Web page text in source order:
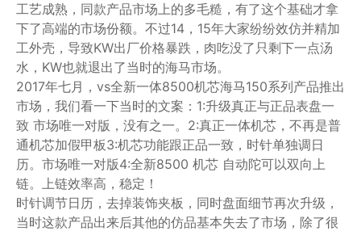
工艺成熟，同款产品市场上的多毛糙，有了这个基础才拿
下了高端的市场份额。不过14，15年大家纷纷效仿并精加
工外壳，导致KW出厂价格暴跌，肉吃没了只剩下一点汤
水，KW也就退出了当时的海马市场。
2017年七月，vs全新一体8500机芯海马150系列产品推出
市场，我们看一下当时的文案：1:升级真正与正品表盘一
致 市场唯一对版，没有之一。2:真正一体机芯，不再是普
通机芯加假甲板3:机芯功能跟正品一致，时针单独调日
历。市场唯一对版4:全新8500 机芯 自动陀可以双向上
链。上链效率高，稳定！
时针调节日历，去掉装饰夹板，同时盘面细节再次升级，
当时这款产品出来后其他的仿品基本失去了市场，除了很